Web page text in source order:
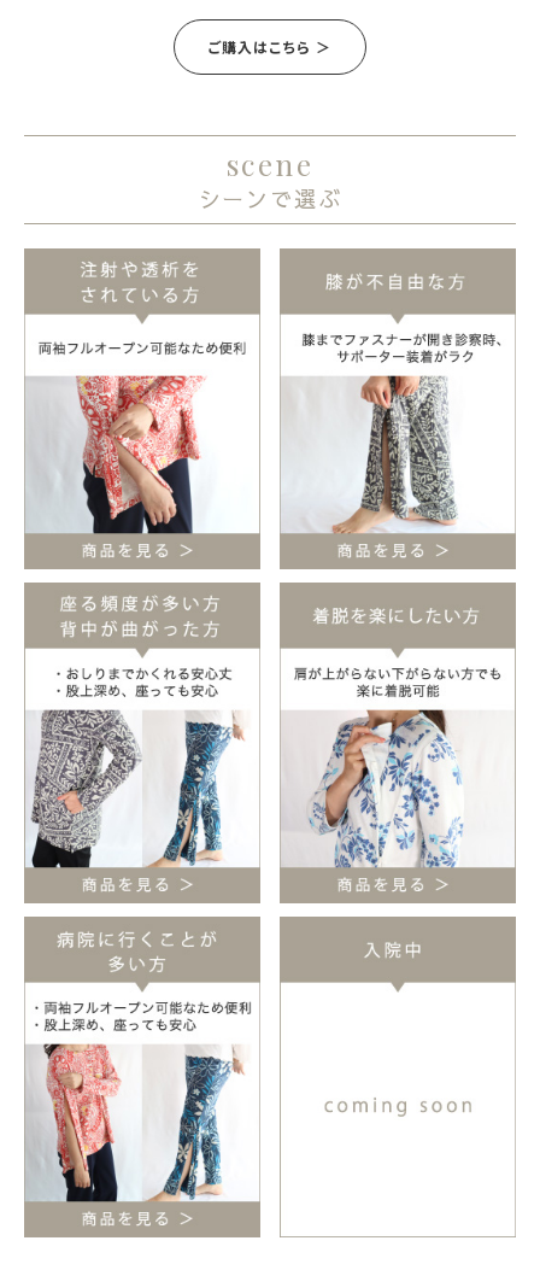
ご購入はこちら ＞
scene
シーンで選ぶ